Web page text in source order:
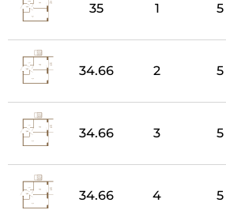
35 1 5
34.66 2 5
34.66 3 5
34.66 4 5